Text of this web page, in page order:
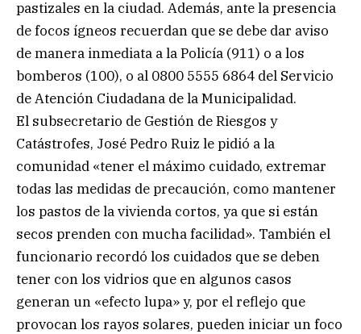
pastizales en la ciudad. Además, ante la presencia
de focos ígneos recuerdan que se debe dar aviso
de manera inmediata a la Policía (911) o a los
bomberos (100), o al 0800 5555 6864 del Servicio
de Atención Ciudadana de la Municipalidad.
El subsecretario de Gestión de Riesgos y
Catástrofes, José Pedro Ruiz le pidió a la
comunidad «tener el máximo cuidado, extremar
todas las medidas de precaución, como mantener
los pastos de la vivienda cortos, ya que si están
secos prenden con mucha facilidad». También el
funcionario recordó los cuidados que se deben
tener con los vidrios que en algunos casos
generan un «efecto lupa» y, por el reflejo que
provocan los rayos solares, pueden iniciar un foco